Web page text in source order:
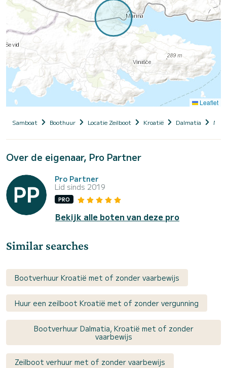
Leaflet
Samboat Boothuur Locatie Zeilboot Kroatië Dalmatia
Over de eigenaar, Pro Partner
Pro Partner
Lid sinds 2019
PRO
Bekijk alle boten van deze pro
Similar searches
Bootverhuur Kroatië met of zonder vaarbewijs
Huur een zeilboot Kroatië met of zonder vergunning
Bootverhuur Dalmatia, Kroatië met of zonder
vaarbewijs
Zeilboot verhuur met of zonder vaarbewijs